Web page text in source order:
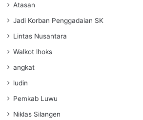
Atasan
Jadi Korban Penggadaian SK
Lintas Nusantara
Walkot lhoks
angkat
ludin
Pemkab Luwu
Niklas Silangen